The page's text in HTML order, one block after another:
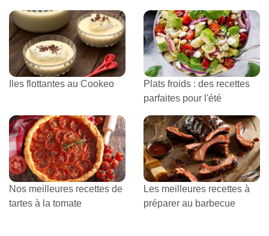
Iles flottantes au Cookeo
Plats froids : des recettes
parfaites pour l'été
Nos meilleures recettes de
tartes à la tomate
Les meilleures recettes à
préparer au barbecue